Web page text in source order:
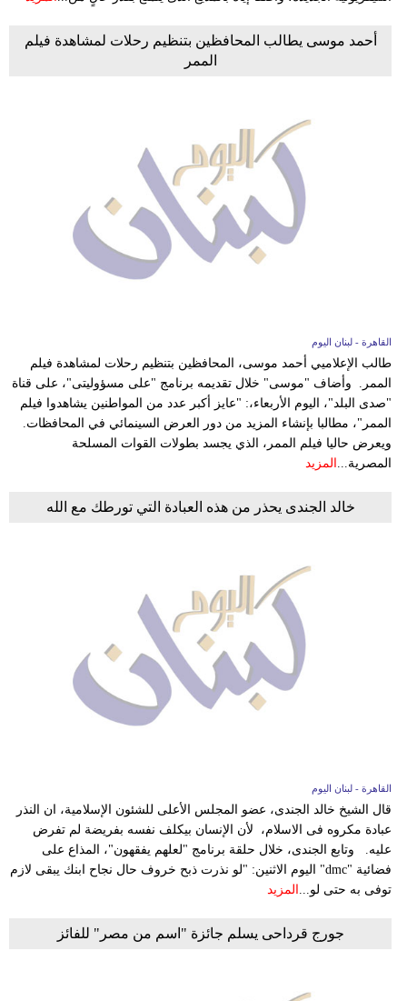
أحمد موسى يطالب المحافظين بتنظيم رحلات لمشاهدة فيلم
الممر
القاهرة - لبنان اليوم
طالب الإعلاميي أحمد موسى، المحافظين بتنظيم رحلات لمشاهدة فيلم
الممر. وأضاف "موسى" خلال تقديمه برنامج "على مسؤوليتى"، على قناة
"صدى البلد"، اليوم الأربعاء،: "عايز أكبر عدد من المواطنين يشاهدوا فيلم
الممر"، مطالبا بإنشاء المزيد من دور العرض السينمائي في المحافظات.
ويعرض حاليا فيلم الممر، الذي يجسد بطولات القوات المسلحة
المصرية...
المزيد
خالد الجندى يحذر من هذه العبادة التي تورطك مع الله
القاهرة - لبنان اليوم
قال الشيخ خالد الجندى، عضو المجلس الأعلى للشئون الإسلامية، ان النذر
عبادة مكروه فى الاسلام، لأن الإنسان بيكلف نفسه بفريضة لم تفرض
عليه. وتابع الجندى، خلال حلقة برنامج "لعلهم يفقهون"، المذاع على
فضائية "dmc" اليوم الاثنين: "لو نذرت ذبح خروف حال نجاح ابنك يبقى لازم
توفى به حتى لو... المزيد
جورج قرداحى يسلم جائزة "اسم من مصر" للفائز